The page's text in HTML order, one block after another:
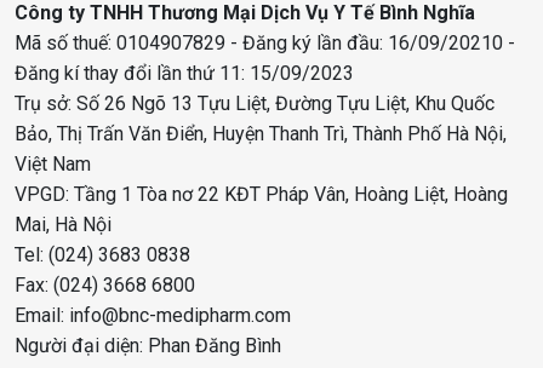
Công ty TNHH Thương Mại Dịch Vụ Y Tế Bình Nghĩa
Mã số thuế: 0104907829 - Đăng ký lần đầu: 16/09/20210 -
Đăng kí thay đổi lần thứ 11: 15/09/2023
Trụ sở: Số 26 Ngõ 13 Tựu Liệt, Đường Tựu Liệt, Khu Quốc
Bảo, Thị Trấn Văn Điển, Huyện Thanh Trì, Thành Phố Hà Nội,
Việt Nam
VPGD: Tầng 1 Tòa nơ 22 KĐT Pháp Vân, Hoàng Liệt, Hoàng
Mai, Hà Nội
Tel: (024) 3683 0838
Fax: (024) 3668 6800
Email: info@bnc-medipharm.com
Người đại diện: Phan Đăng Bình